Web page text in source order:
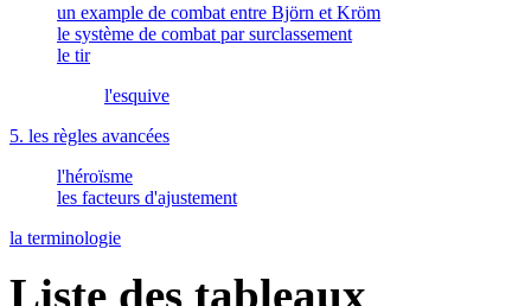
un example de combat entre Björn et Kröm
le système de combat par surclassement
le tir
l'esquive
5. les règles avancées
l'héroïsme
les facteurs d'ajustement
la terminologie
Liste des tableaux